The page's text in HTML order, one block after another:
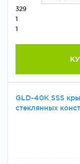
329
1
1
GLD-40К SSS
стеклянных